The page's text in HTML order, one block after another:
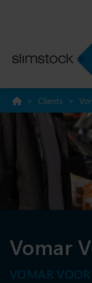
> Clients >
Vomar
VOMAR